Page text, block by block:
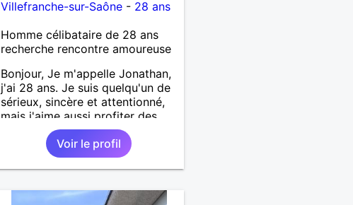
Villefranche-sur-Saône - 28 ans
Homme célibataire de 28 ans
recherche rencontre amoureuse
Bonjour, Je m'appelle Jonathan,
j'ai 28 ans. Je suis quelqu'un de
sérieux, sincère et attentionné,
mais j'aime aussi profiter des
bons moments de la vie avec
humour et simplicité. J'apprécie
les voyages, les découvertes,
les jeux vidéo et les moments
recherche d'une personne
Voir le profil